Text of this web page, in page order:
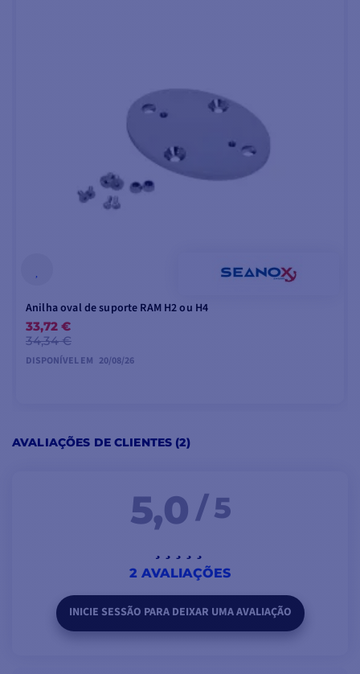
Anilha oval de suporte RAM H2 ou H4
33,72 €
34,34 €
DISPONÍVEL EM 20/08/26
AVALIAÇÕES DE CLIENTES (2)
5,0 / 5
2 AVALIAÇÕES
INICIE SESSÃO PARA DEIXAR UMA AVALIAÇÃO